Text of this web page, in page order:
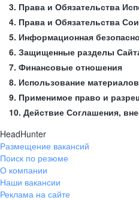
3. Права и Обязательства
4. Права и Обязательства
5. Информационная
6. Защищенные разделы
7. Финансовые отношения
8. Использование
9. Применимое право и
10. Действие Соглашения,
HeadHunter
Размещение вакансий
Поиск по резюме
О компании
Наши вакансии
Реклама на сайте